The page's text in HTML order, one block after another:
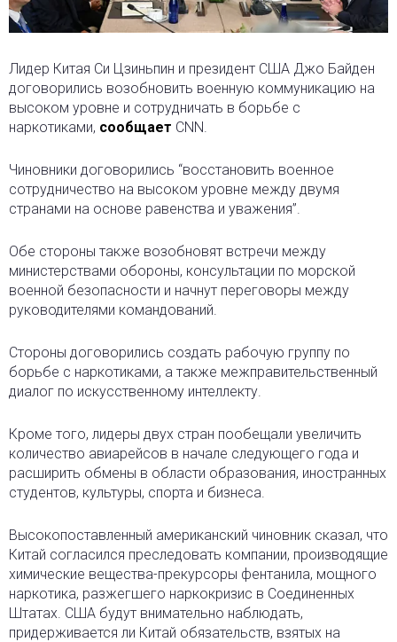
Лидер Китая Си Цзиньпин и президент США Джо Байден
договорились возобновить военную коммуникацию на
высоком уровне и сотрудничать в борьбе с
наркотиками, сообщает CNN.
Чиновники договорились “восстановить военное
сотрудничество на высоком уровне между двумя
странами на основе равенства и уважения”.
Обе стороны также возобновят встречи между
министерствами обороны, консультации по морской
военной безопасности и начнут переговоры между
руководителями командований.
Стороны договорились создать рабочую группу по
борьбе с наркотиками, а также межправительственный
диалог по искусственному интеллекту.
Кроме того, лидеры двух стран пообещали увеличить
количество авиарейсов в начале следующего года и
расширить обмены в области образования, иностранных
студентов, культуры, спорта и бизнеса.
Высокопоставленный американский чиновник сказал, что
Китай согласился преследовать компании, производящие
химические вещества-прекурсоры фентанила, мощного
наркотика, разжегшего наркокризис в Соединенных
Штатах. США будут внимательно наблюдать,
придерживается ли Китай обязательств, взятых на